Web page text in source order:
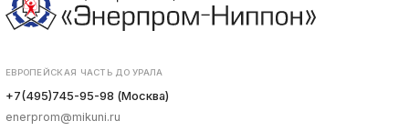
ЕВРОПЕЙСКАЯ ЧАСТЬ ДО УРАЛА
+7(495)745-95-98 (Москва)
enerprom@mikuni.ru